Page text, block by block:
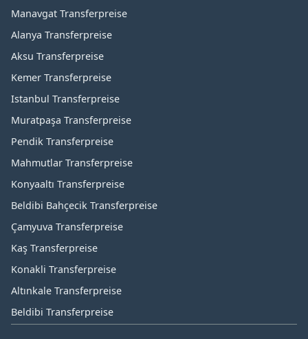
Manavgat Transferpreise
Alanya Transferpreise
Aksu Transferpreise
Kemer Transferpreise
Istanbul Transferpreise
Muratpaşa Transferpreise
Pendik Transferpreise
Mahmutlar Transferpreise
Konyaaltı Transferpreise
Beldibi Bahçecik Transferpreise
Çamyuva Transferpreise
Kaş Transferpreise
Konakli Transferpreise
Altınkale Transferpreise
Beldibi Transferpreise